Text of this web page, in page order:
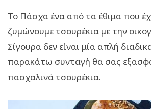
Το Πάσχα ένα από τα έθιμα που
ζυμώνουμε τσουρέκια με την
Σίγουρα δεν είναι μία απλή
παρακάτω συνταγή θα σας
πασχαλινά τσουρέκια.